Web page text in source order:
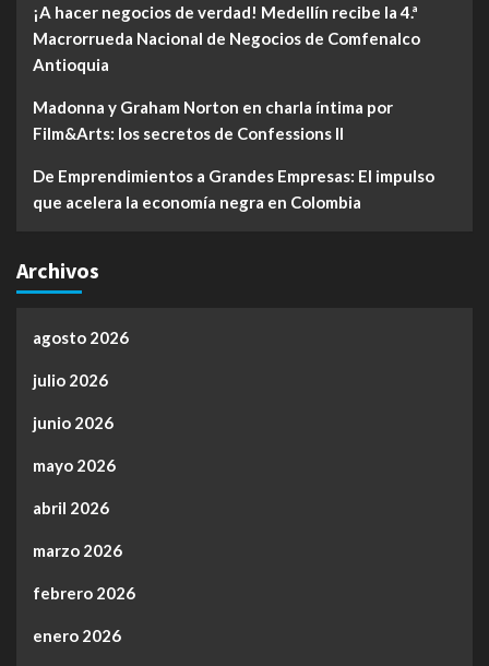
¡A hacer negocios de verdad! Medellín recibe la 4.ª
Macrorrueda Nacional de Negocios de Comfenalco
Antioquia
Madonna y Graham Norton en charla íntima por
Film&Arts: los secretos de Confessions II
De Emprendimientos a Grandes Empresas: El impulso
que acelera la economía negra en Colombia
Archivos
agosto 2026
julio 2026
junio 2026
mayo 2026
abril 2026
marzo 2026
febrero 2026
enero 2026